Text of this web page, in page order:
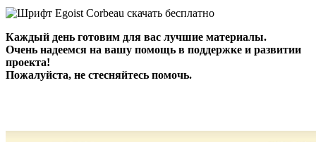
Отправить
Каждый день готовим для вас лучшие материалы.
Очень надеемся на вашу помощь в поддержке и развитии
проекта!
Пожалуйста, не стесняйтесь помочь.